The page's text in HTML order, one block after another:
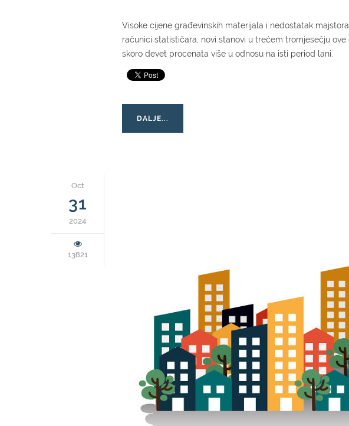
Visoke cijene građevinskih materijala i nedostatak
računici statističara, novi stanovi u trećem tromjesečju
skoro devet procenata više u odnosu na isti period lani.
DALJE...
Oct
31
2024
13821